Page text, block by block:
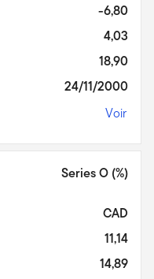
-6,80
4,03
18,90
24/11/2000
Voir
Series O (%)
CAD
11,14
14,89